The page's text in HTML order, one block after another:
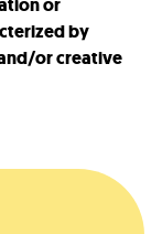
or
by
or creative